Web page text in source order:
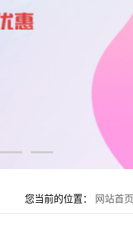
您当前的位置： 网站首页